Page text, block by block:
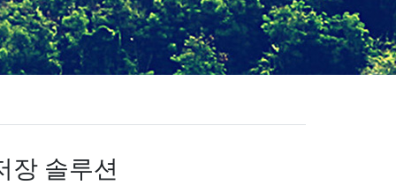
장 솔루션